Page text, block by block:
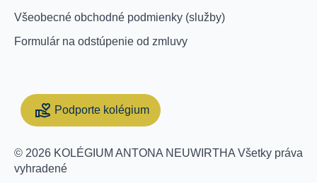
Všeobecné obchodné podmienky (služby)
Formulár na odstúpenie od zmluvy
Podporte kolégium
© 2026 KOLÉGIUM ANTONA NEUWIRTHA Všetky práva
vyhradené